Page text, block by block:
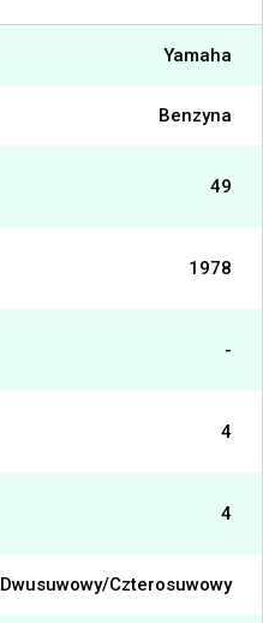
Yamaha
Benzyna
49
1978
-
4
4
Dwusuwowy/Czterosuwowy